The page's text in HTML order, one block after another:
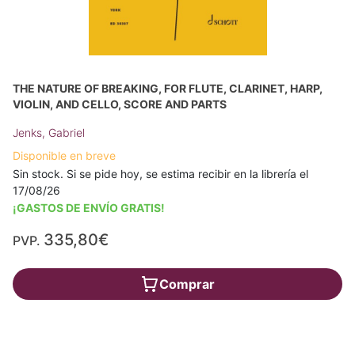
THE NATURE OF BREAKING, FOR FLUTE, CLARINET, HARP,
VIOLIN, AND CELLO, SCORE AND PARTS
Jenks, Gabriel
Disponible en breve
Sin stock. Si se pide hoy, se estima recibir en la librería el
17/08/26
¡GASTOS DE ENVÍO GRATIS!
PVP. 335,80€
Comprar